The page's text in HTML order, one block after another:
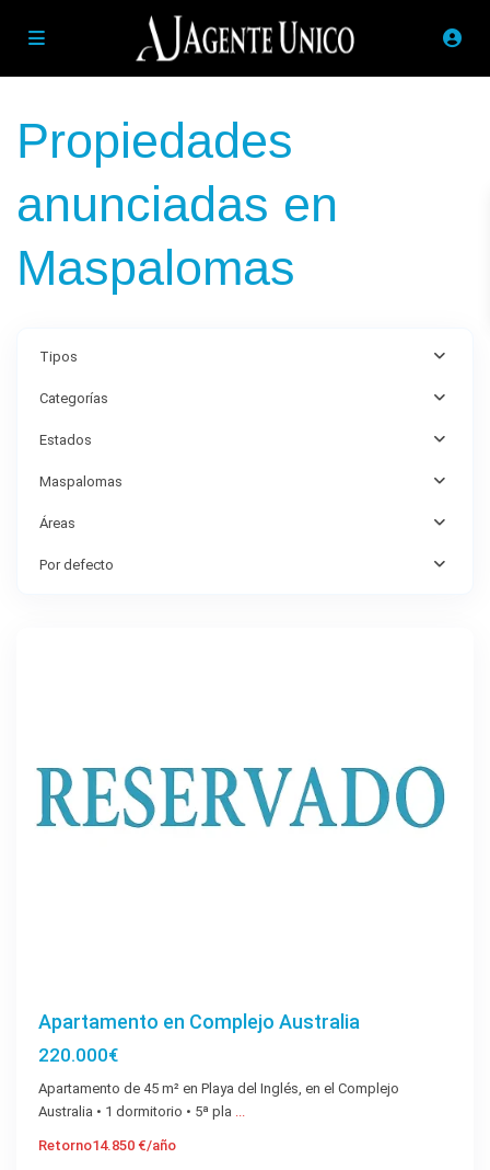
Propiedades
anunciadas en
Maspalomas
Tipos
Categorías
Estados
Maspalomas
Áreas
Por defecto
Maspalomas
Playa
Apartamento en Complejo Australia
220.000€
Apartamento de 45 m² en Playa del Inglés, en el Complejo
Australia • 1 dormitorio • 5ª pla ...
Retorno14.850 €/año